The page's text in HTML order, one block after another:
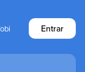
Entrar